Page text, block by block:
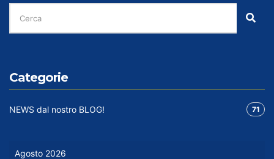
CERCA
PER:
Categorie
NEWS dal nostro BLOG! 71
Agosto 2026